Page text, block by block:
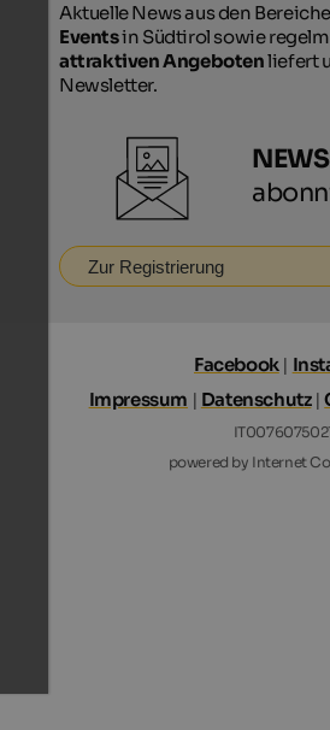
Aktuelle News aus den
Eventsin Südtirol sowie
attraktiven Angebotenliefert
Newsletter.
Zur Registrierung
Facebook |
Impressum | Datenschutz|
powered by Internet